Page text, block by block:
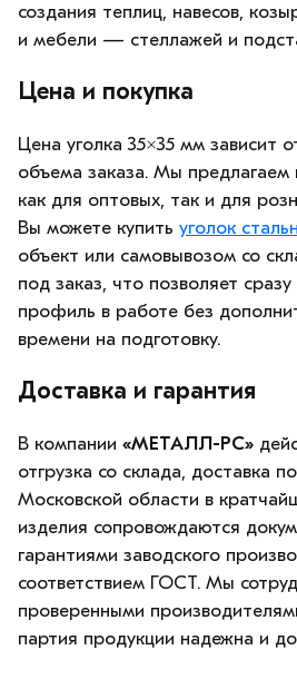
создания теплиц, навесов,
и мебели — стеллажей и
Цена и покупка
Цена уголка 35×35 мм зависит
объема заказа. Мы предлагаем
как для оптовых, так и для
Вы можете купить уголок
объект или самовывозом со
под заказ, что позволяет сразу
профиль в работе без
времени на подготовку.
Доставка и гарантия
В компании «МЕТАЛЛ-РС»
отгрузка со склада, доставка
Московской области в
изделия сопровождаются
гарантиями заводского
соответствием ГОСТ. Мы
проверенными
партия продукции надежна и